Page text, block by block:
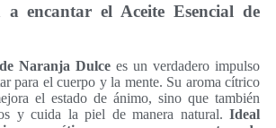
encantar el Aceite Esencial de
Naranja Dulce es un verdadero impulso
para el cuerpo y la mente. Su aroma cítrico
el estado de ánimo, sino que también
y cuida la piel de manera natural. Ideal
especial solo para ti